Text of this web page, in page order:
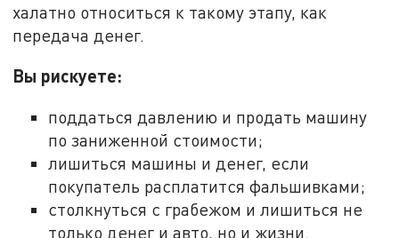
халатно относиться к такому этапу, как
передача денег.
Вы рискуете:
поддаться давлению и продать машину
по заниженной стоимости;
лишиться машины и денег, если
покупатель расплатится фальшивками;
столкнуться с грабежом и лишиться не
только денег и авто, но и жизни.